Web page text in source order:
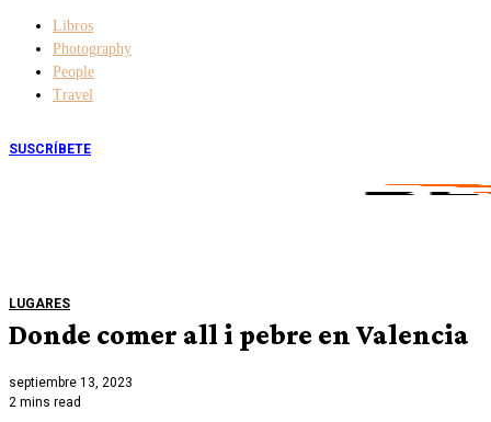
Libros
Photography
People
Travel
SUSCRÍBETE
LUGARES
Donde comer all i pebre en Valencia
septiembre 13, 2023
2 mins read